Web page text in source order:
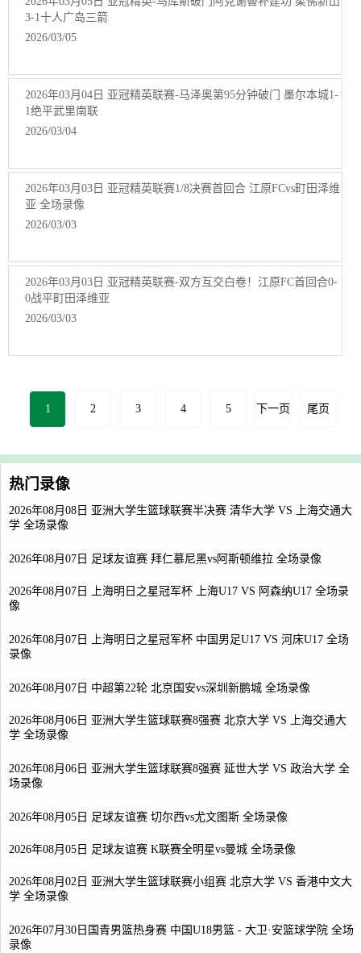
3-1十人广岛三箭
2026/03/05
2026年03月04日 亚冠精英联赛-马泽奥第95分钟破门 墨尔本城1-
1绝平武里南联
2026/03/04
2026年03月03日 亚冠精英联赛1/8决赛首回合 江原FCvs町田泽维
亚 全场录像
2026/03/03
2026年03月03日 亚冠精英联赛-双方互交白卷！江原FC首回合0-
0战平町田泽维亚
2026/03/03
1 2 3 4 5 下一页 尾页
热门录像
2026年08月08日 亚洲大学生篮球联赛半决赛 清华大学 VS 上海交通大
学 全场录像
2026年08月07日 足球友谊赛 拜仁慕尼黑vs阿斯顿维拉 全场录像
2026年08月07日 上海明日之星冠军杯 上海U17 VS 阿森纳U17 全场录
像
2026年08月07日 上海明日之星冠军杯 中国男足U17 VS 河床U17 全场
录像
2026年08月07日 中超第22轮 北京国安vs深圳新鹏城 全场录像
2026年08月06日 亚洲大学生篮球联赛8强赛 北京大学 VS 上海交通大
学 全场录像
2026年08月06日 亚洲大学生篮球联赛8强赛 延世大学 VS 政治大学 全
场录像
2026年08月05日 足球友谊赛 切尔西vs尤文图斯 全场录像
2026年08月05日 足球友谊赛 K联赛全明星vs曼城 全场录像
2026年08月02日 亚洲大学生篮球联赛小组赛 北京大学 VS 香港中文大
学 全场录像
2026年07月30日国青男篮热身赛 中国U18男篮 - 大卫·安篮球学院 全场
录像